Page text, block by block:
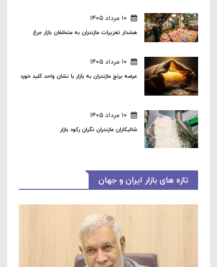
10 مرداد 1405
هشدار تعزیرات مازندران به متخلفان بازار مرغ
10 مرداد 1405
عرضه برنج مازندران به بازار با نشان واحد کلید خورد
10 مرداد 1405
شالیکاران مازندران نگران رکود بازار
تازه های بازار ایران و جهان